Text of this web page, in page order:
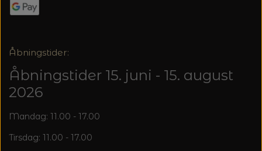
Åbningstider:
Åbningstider 15. juni - 15. august
2026
Mandag: 11.00 - 17.00
Tirsdag: 11.00 - 17.00